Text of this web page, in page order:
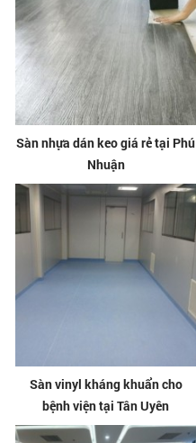
Sàn nhựa dán keo giá rẻ tại Phú
Nhuận
Sàn vinyl kháng khuẩn cho
bệnh viện tại Tân Uyên